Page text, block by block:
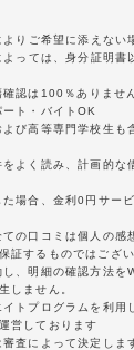
りご希望に添えない
っては、身分証明書
認は100％ありませ
ト・バイトOK
び高等専門学校生も
よく読み、計画的な
場合、金利0円サー
の口コミは個人の感
証するものではござい
、明細の確認方法を
しません。
トプログラムを利用
営しております
査によって決定しま